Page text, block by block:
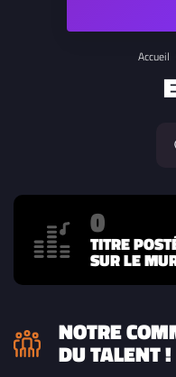
Accueil
0
TITRE
SUR LE
NOTRE
DU TALENT !